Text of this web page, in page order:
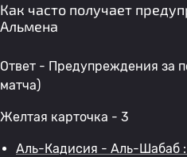
Как часто получает
Альмена
Ответ - Предупреждения за
матча)
Желтая карточка - 3
Аль-Кадисия - Аль-Шабаб :